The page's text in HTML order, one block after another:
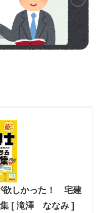
しかった！ 宅建
[ 滝澤 ななみ ]